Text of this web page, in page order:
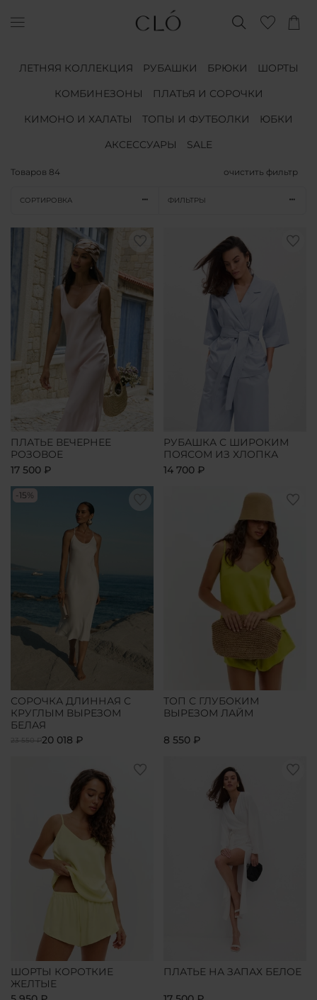
ЛЕТНЯЯ КОЛЛЕКЦИЯ РУБАШКИ БРЮКИ
ШОРТЫ
КОМБИНЕЗОНЫ
ПЛАТЬЯ И СОРОЧКИ
КИМОНО И ХАЛАТЫ
ТОПЫ И ФУТБОЛКИ
ЮБКИ
АКСЕССУАРЫ
SALE
Товаров 84 очистить фильтр
СОРТИРОВКА ФИЛЬТРЫ
ПЛАТЬЕ ВЕЧЕРНЕЕ
РОЗОВОЕ
17 500 ₽
РУБАШКА С ШИРОКИМ
ПОЯСОМ ИЗ ХЛОПКА
14 700 ₽
-15%
СОРОЧКА ДЛИННАЯ С
КРУГЛЫМ ВЫРЕЗОМ
БЕЛАЯ
23 550 ₽20 018 ₽
ТОП С ГЛУБОКИМ
ВЫРЕЗОМ ЛАЙМ
8 550 ₽
ШОРТЫ КОРОТКИЕ
ЖЕЛТЫЕ
ПЛАТЬЕ НА ЗАПАХ БЕЛОЕ